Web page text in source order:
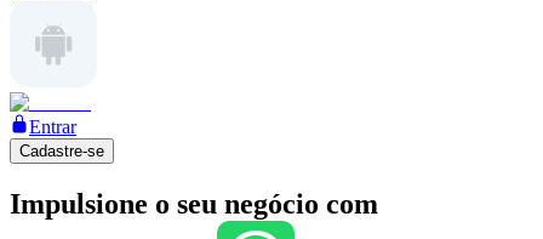
Entrar
Cadastre-se
Impulsione o seu negócio com